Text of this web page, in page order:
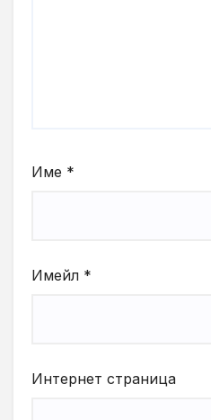
Име *
Имейл *
Интернет страница